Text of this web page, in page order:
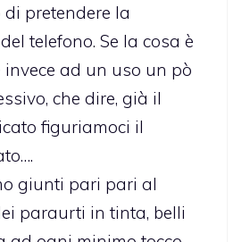
pretendere la
telefono. Se la cosa è
ad un uso un pò
che dire, già il
figuriamoci il
giunti pari pari al
paraurti in tinta, belli